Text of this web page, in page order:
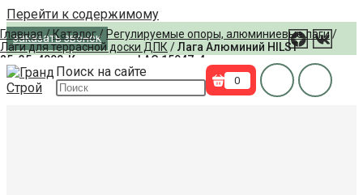
Перейти к содержимому
заказать звонок
0
Поиск на сайте
Главная/Каталог/ Регулируемые опоры, алюминиевые лаги/
Лаги для террасной доски ДПК /Лага Алюминий HILST
25×35х4000, Код товара: LAG 15947-4